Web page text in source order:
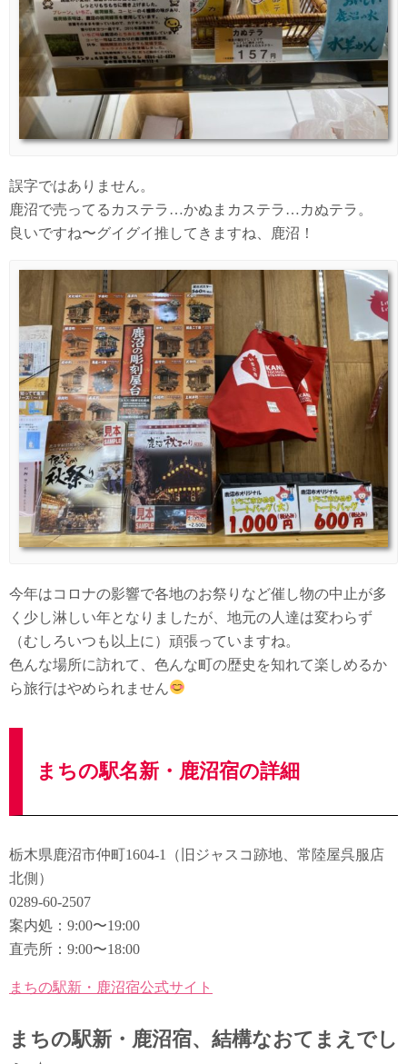
誤字ではありません。
鹿沼で売ってるカステラ…かぬまカステラ…カぬテラ。
良いですね〜グイグイ推してきますね、鹿沼！
今年はコロナの影響で各地のお祭りなど催し物の中止が多
く少し淋しい年となりましたが、地元の人達は変わらず
（むしろいつも以上に）頑張っていますね。
色んな場所に訪れて、色んな町の歴史を知れて楽しめるか
ら旅行はやめられません
まちの駅名新・鹿沼宿の詳細
栃木県鹿沼市仲町1604-1（旧ジャスコ跡地、常陸屋呉服店
北側）
0289-60-2507
案内処：9:00〜19:00
直売所：9:00〜18:00
まちの駅新・鹿沼宿公式サイト
まちの駅新・鹿沼宿、結構なおてまえでし